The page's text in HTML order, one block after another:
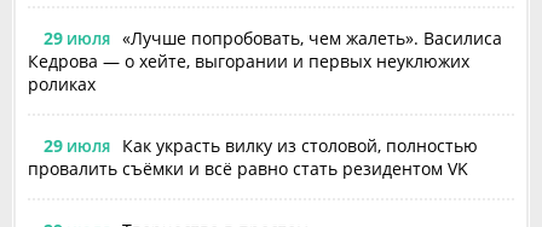
29 ИЮЛЯ
«Лучше попробовать, чем жалеть». Василиса
Кедрова — о хейте, выгорании и первых неуклюжих
роликах
29 ИЮЛЯ
Как украсть вилку из столовой, полностью
провалить съёмки и всё равно стать резидентом VK